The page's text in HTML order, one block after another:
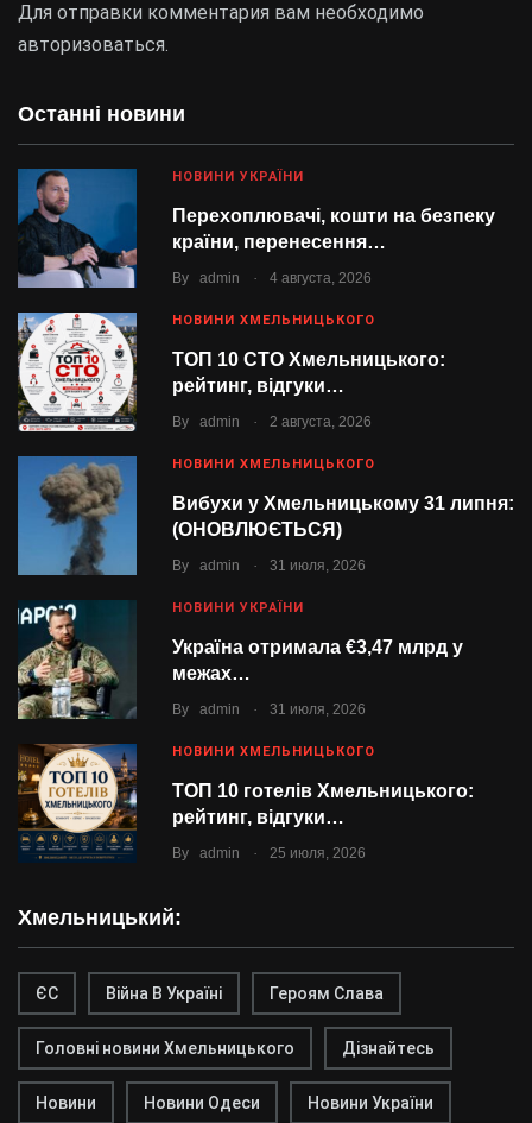
Останні новини
НОВИНИ УКРАЇНИ
Перехоплювачі, кошти на безпеку
країни, перенесення…
By admin . 4 августа, 2026
НОВИНИ ХМЕЛЬНИЦЬКОГО
ТОП 10 СТО Хмельницького:
рейтинг, відгуки…
By admin . 2 августа, 2026
НОВИНИ ХМЕЛЬНИЦЬКОГО
Вибухи у Хмельницькому 31 липня:
(ОНОВЛЮЄТЬСЯ)
By admin . 31 июля, 2026
НОВИНИ УКРАЇНИ
Україна отримала €3,47 млрд у
межах…
By admin . 31 июля, 2026
НОВИНИ ХМЕЛЬНИЦЬКОГО
ТОП 10 готелів Хмельницького:
рейтинг, відгуки…
By admin . 25 июля, 2026
Хмельницький:
ЄС Війна В Україні Героям Слава
Головні новини Хмельницького Дізнайтесь
Новини Новини Одеси Новини України
Для отправки комментария вам необходимо
авторизоваться.